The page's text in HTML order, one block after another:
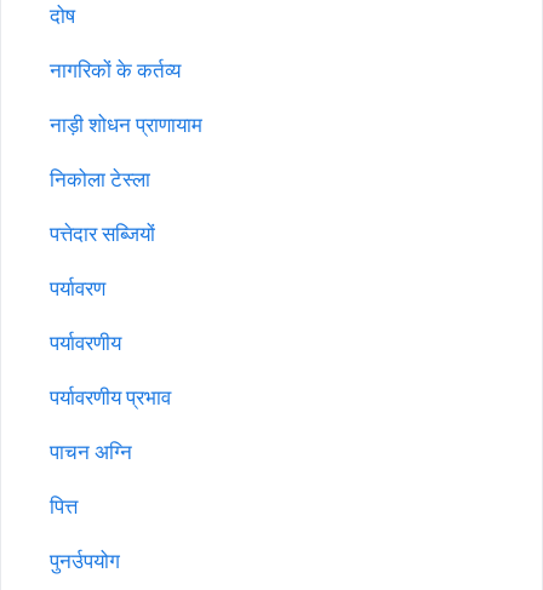
दोष
नागरिकों के कर्तव्य
नाड़ी शोधन प्राणायाम
निकोला टेस्ला
पत्तेदार सब्जियों
पर्यावरण
पर्यावरणीय
पर्यावरणीय प्रभाव
पाचन अग्नि
पित्त
पुनर्उपयोग